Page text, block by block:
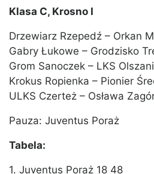
Klasa C, Krosno I
Drzewiarz Rzepedź – Orkan
Gabry Łukowe – Grodzisko
Grom Sanoczek – LKS
Krokus Ropienka – Pionier
ULKS Czerteż – Osława
Pauza: Juventus Poraż
Tabela:
1. Juventus Poraż 18 48